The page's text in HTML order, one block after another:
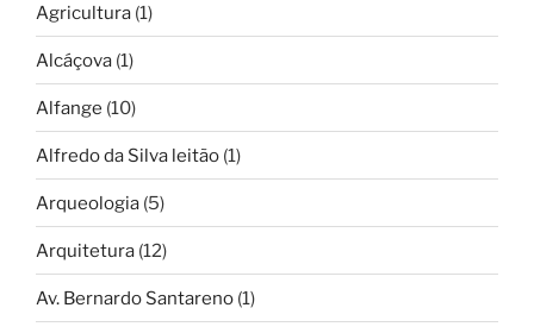
Agricultura (1)
Alcáçova (1)
Alfange (10)
Alfredo da Silva leitão (1)
Arqueologia (5)
Arquitetura (12)
Av. Bernardo Santareno (1)